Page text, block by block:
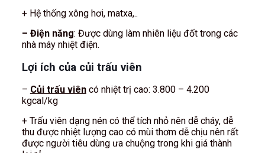
+ Hệ thống xông hơi, matxa,..
– Điện năng: Được dùng làm nhiên liệu đốt trong các
nhà máy nhiệt điện.
Lợi ích của củi trấu viên
– Củi trấu viêncó nhiệt trị cao: 3.800 – 4.200
kgcal/kg
+ Trấu viên dạng nén có thể tích nhỏ nên dễ cháy, dễ
thu được nhiệt lượng cao có mùi thơm dễ chịu nên rất
được người tiêu dùng ưa chuộng trong khi giá thành